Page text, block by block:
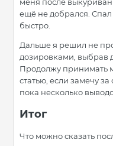
ещё не добрался.
быстро.
Дальше я решил не
дозировками, выбрав
Продолжу принимать
статью, если замечу
пока несколько
Итог
Что можно сказать